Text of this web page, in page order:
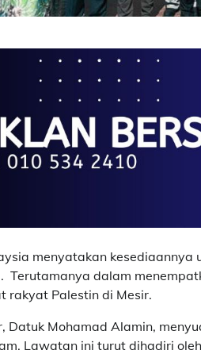
menyatakan
Terutamanya dalam
rakyat Palestin di Mesir.
Datuk Mohamad Alamin,
Lawatan ini turut dihadiri